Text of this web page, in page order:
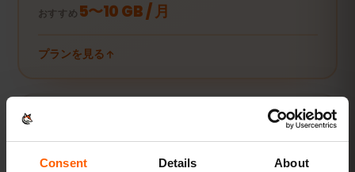
Consent Details About
おすすめ 5〜10 GB / 月
プランを見る
動画やビデオ通話、PCやタブレットの接続にも。